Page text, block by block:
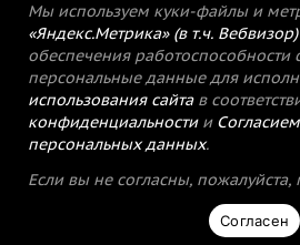
© 2015-2021 Редакция газеты
вестник».
Политика конфиденциальности
Мы используем куки-файлы и
«Яндекс.Метрика» (в т.ч. Вебвизор)
обеспечения работоспособности
персональные данные для
использования сайтав
конфиденциальностии
персональных данных.
Если вы не согласны, пожалуйста,
Согласен